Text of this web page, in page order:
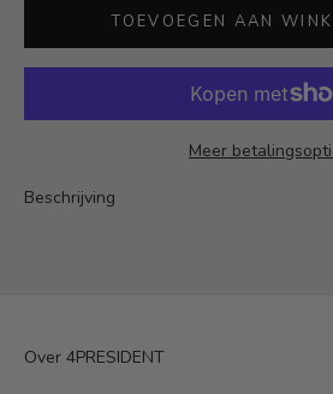
TOEVOEGEN AAN
Meer
Beschrijving
Over 4PRESIDENT